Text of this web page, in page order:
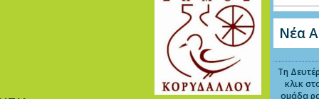
Νέα
Τη
κλικ
ομάδα